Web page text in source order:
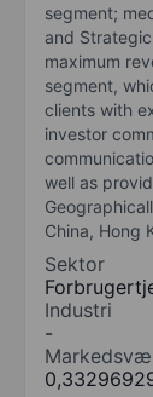
segment;
and
maximum
segment,
clients with
investor
well as
China, Hong
Sektor
Industri
-